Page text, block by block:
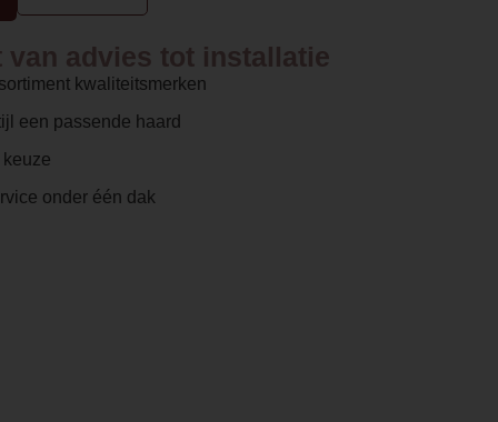
advies tot installatie
kwaliteitsmerken
een passende haard
onder één dak